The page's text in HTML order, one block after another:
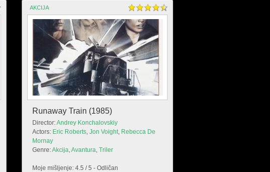
AKCIJA
Runaway Train (1985)
Director:Andrey Konchalovskiy
Actors: Eric Roberts, Jon Voight, Rebecca De
Mornay
Genre:Akcija,Avantura, Triler
Moje mišljenje: 4.5 / 5 - Odličan